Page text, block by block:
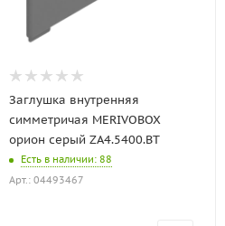
Заглушка внутренняя
симметричая MERIVOBOX
орион серый ZA4.5400.BT
Есть в наличии: 88
Арт.: 04493467